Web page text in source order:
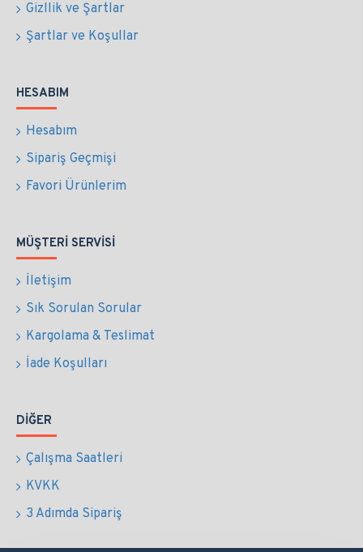
Gizllik ve Şartlar
Şartlar ve Koşullar
HESABIM
Hesabım
Sipariş Geçmişi
Favori Ürünlerim
MÜŞTERI SERVISI
İletişim
Sık Sorulan Sorular
Kargolama & Teslimat
İade Koşulları
DIĞER
Çalışma Saatleri
KVKK
3 Adımda Sipariş